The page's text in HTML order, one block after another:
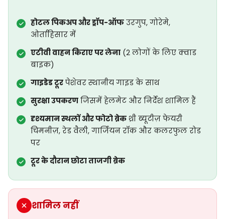
होटल पिकअप और ड्रॉप-ऑफ उरगुप, गोरेमे,
ओर्ताहिसार में
एटीवी वाहन किराए पर लेना (2 लोगों के लिए क्वाड
बाइक)
गाइडेड टूर पेशेवर स्थानीय गाइड के साथ
सुरक्षा उपकरण जिसमें हेलमेट और निर्देश शामिल हैं
दृश्यमान स्थलों और फोटो ब्रेक थ्री ब्यूटीज़ फेयरी
चिमनीज़, रेड वैली, गार्जियन रॉक और कलरफुल रोड
पर
टूर के दौरान छोटा ताजगी ब्रेक
शामिल नहीं